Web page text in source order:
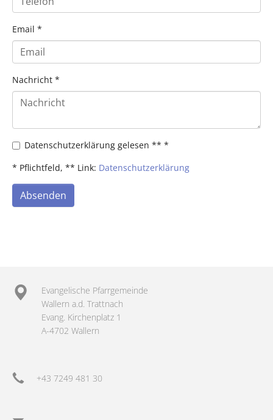
Email *
Nachricht *
Datenschutzerklärung gelesen ** *
* Pflichtfeld, ** Link: Datenschutzerklärung
Absenden
Evangelische Pfarrgemeinde
Wallern a.d. Trattnach
Evang. Kirchenplatz 1
A-4702 Wallern
+43 7249 481 30